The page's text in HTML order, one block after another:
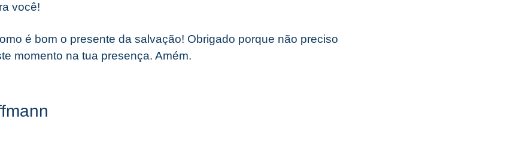
você!
é bom o presente da salvação! Obrigado porque não preciso
momento na tua presença. Amém.